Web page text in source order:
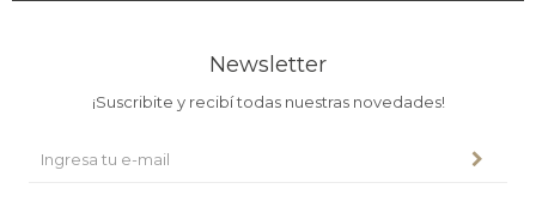
Newsletter
¡Suscribite y recibí todas nuestras novedades!